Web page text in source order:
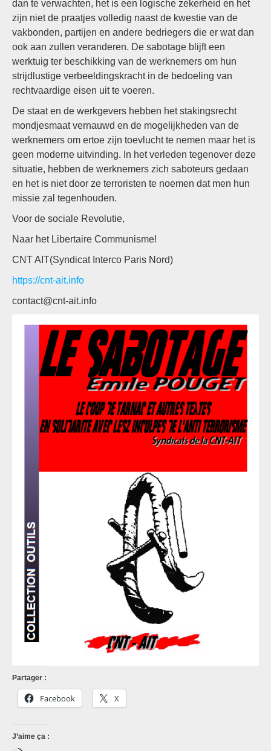
dan te verwachten, het is een logische zekerheid en het
zijn niet de praatjes volledig naast de kwestie van de
vakbonden, partijen en andere bedriegers die er wat dan
ook aan zullen veranderen. De sabotage blijft een
werktuig ter beschikking van de werknemers om hun
strijdlustige verbeeldingskracht in de bedoeling van
rechtvaardige eisen uit te voeren.
De staat en de werkgevers hebben het stakingsrecht
mondjesmaat vernauwd en de mogelijkheden van de
werknemers om ertoe zijn toevlucht te nemen maar het is
geen moderne uitvinding. In het verleden tegenover deze
situatie, hebben de werknemers zich saboteurs gedaan
en het is niet door ze terroristen te noemen dat men hun
missie zal tegenhouden.
Voor de sociale Revolutie,
Naar het Libertaire Communisme!
CNT AIT(Syndicat Interco Paris Nord)
https://cnt-ait.info
contact@cnt-ait.info
Partager :
Facebook X
J’aime ça :